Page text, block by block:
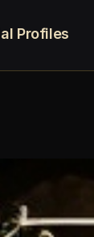
Profiles